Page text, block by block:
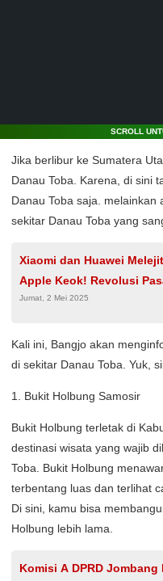
SCROLL
Jika berlibur ke Sumatera
Danau Toba. Karena, di sini
Danau Toba saja. melainkan
sekitar Danau Toba yang
Xiaomi dan Huawei
Apple Keok! Revolusi
Dimulai!
Jumat, 2 Mei 2025
Kali ini, Bangjo akan
di sekitar Danau Toba. Yuk,
1. Bukit Holbung Samosir
Bukit Holbung terletak di
destinasi wisata yang wajib
Toba. Bukit Holbung
terbentang luas dan terlihat
Di sini, kamu bisa
Holbung lebih lama.
Komisi A DPRD Jombang